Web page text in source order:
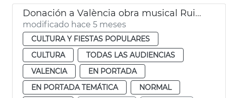
Donación a València obra musical Ruiz Gasch
modificado hace 5 meses
CULTURA Y FIESTAS POPULARES
CULTURA
TODAS LAS AUDIENCIAS
VALENCIA
EN PORTADA
EN PORTADA TEMÁTICA
NORMAL